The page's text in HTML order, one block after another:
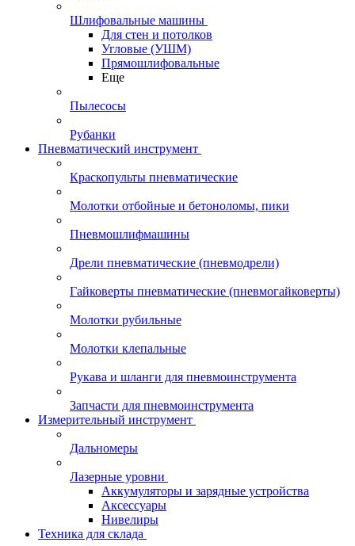
Шлифовальные машины
Для стен и потолков
Угловые (УШМ)
Прямошлифовальные
Еще
Пылесосы
Рубанки
Пневматический инструмент
Краскопульты пневматические
Молотки отбойные и бетоноломы, пики
Пневмошлифмашины
Дрели пневматические (пневмодрели)
Гайковерты пневматические (пневмогайковерты)
Молотки рубильные
Молотки клепальные
Рукава и шланги для пневмоинструмента
Запчасти для пневмоинструмента
Измерительный инструмент
Дальномеры
Лазерные уровни
Аккумуляторы и зарядные устройства
Аксессуары
Нивелиры
Техника для склада